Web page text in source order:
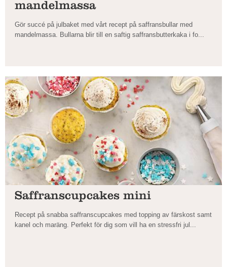
mandelmassa
Gör succé på julbaket med vårt recept på saffransbullar med
mandelmassa. Bullarna blir till en saftig saffransbutterkaka i fo...
Saffrans­cupcakes mini
Recept på snabba saffranscupcakes med topping av färskost samt
kanel och maräng. Perfekt för dig som vill ha en stressfri jul...